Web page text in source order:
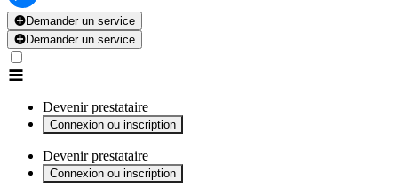
Demander un service
Demander un service
Devenir prestataire
Connexion ou inscription
Devenir prestataire
Connexion ou inscription